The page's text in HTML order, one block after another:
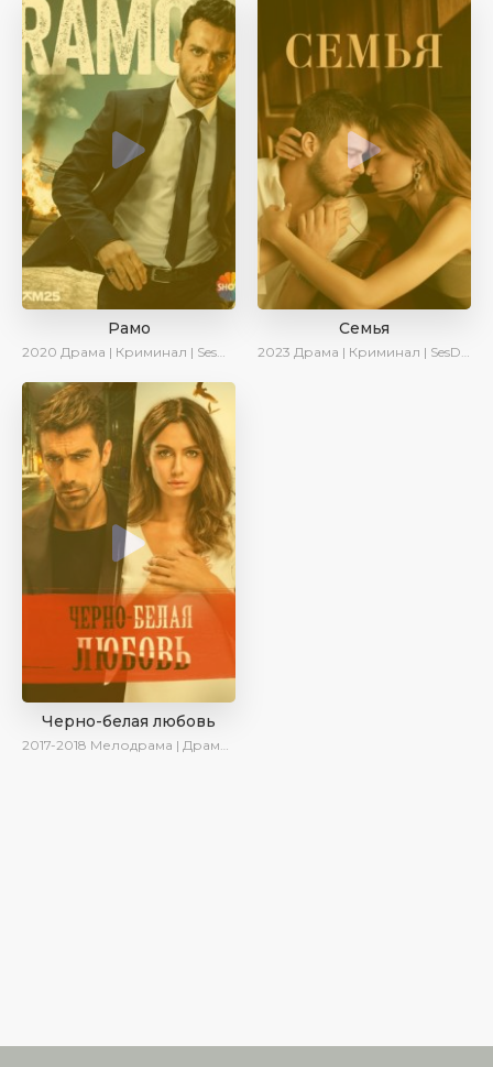
Рамо
2020 Драма | Криминал | SesDizi | Ирина Котова
Семья
2023 Драма | Криминал | SesDizi | Ирина Котова | AveTurk | Сериалы 2023
Черно-белая любовь
2017-2018 Мелодрама | Драма | Боевик | SesDizi